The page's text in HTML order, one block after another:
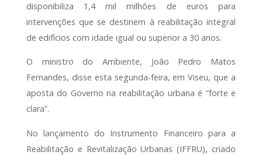
disponibiliza 1,4 mil milhões de euros para
intervenções que se destinem à reabilitação integral
de edifícios com idade igual ou superior a 30 anos.
O ministro do Ambiente, João Pedro Matos
Fernandes, disse esta segunda-feira, em Viseu, que a
aposta do Governo na reabilitação urbana é “forte e
clara”.
No lançamento do Instrumento Financeiro para a
Reabilitação e Revitalização Urbanas (IFFRU), criado